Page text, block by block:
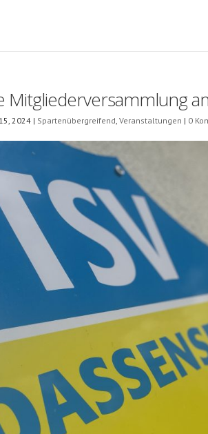
Mitgliederversammlung
2024 | Spartenübergreifend,Veranstaltungen | 0